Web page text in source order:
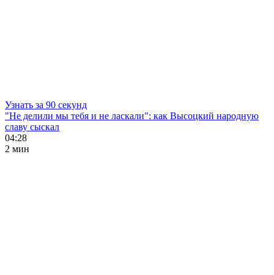
Узнать за 90 секунд
"Не делили мы тебя и не ласкали": как Высоцкий народную
славу сыскал
04:28
2 мин